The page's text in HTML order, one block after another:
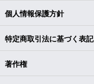
個人情報保護方針
特定商取引法に基づく表記
著作権